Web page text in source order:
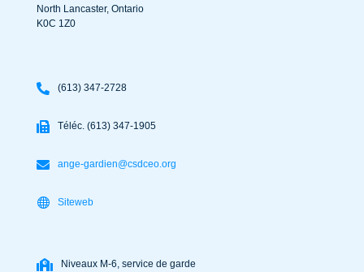
North Lancaster, Ontario
K0C 1Z0
(613) 347-2728
Téléc. (613) 347-1905
ange-gardien@csdceo.org
Siteweb
Niveaux M-6, service de garde